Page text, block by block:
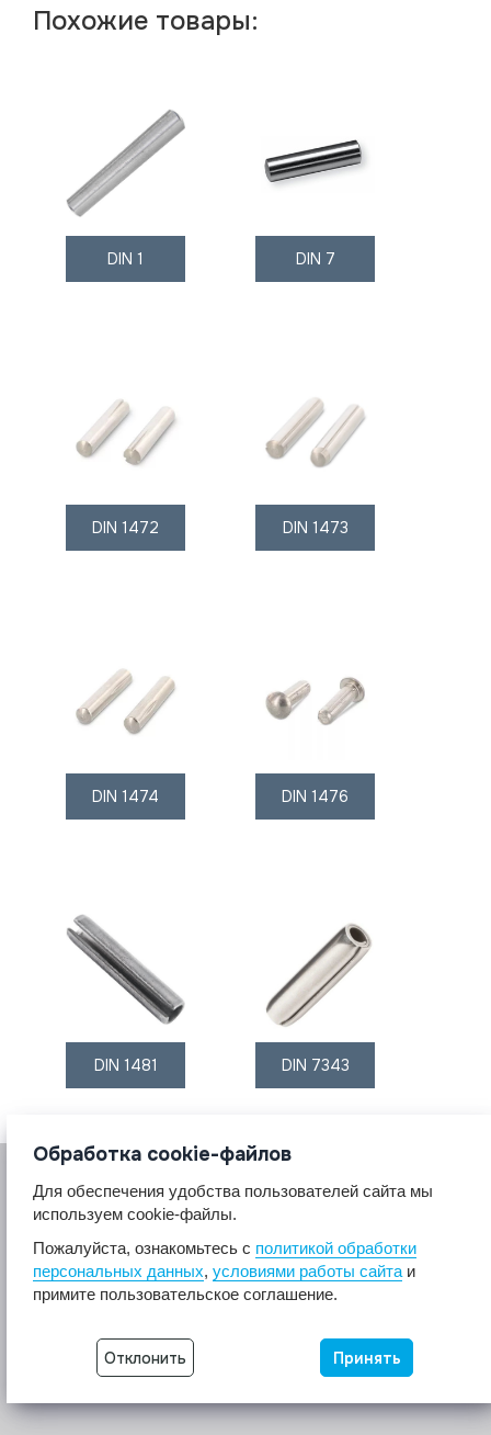
Похожие товары:
DIN 1 DIN 7
DIN 1472 DIN 1473
DIN 1474 DIN 1476
DIN 1481 DIN 7343
© 2017 A2A4
Крепеж из нержавеющей стали А2 А4.
Разработка сайта -
Неткам
Обработка cookie-файлов
Для обеспечения удобства пользователей сайта мы
используем cookie-файлы.
Пожалуйста, ознакомьтесь с политикой обработки
персональных данных, условиями работы сайта и
примите пользовательское соглашение.
Отклонить Принять